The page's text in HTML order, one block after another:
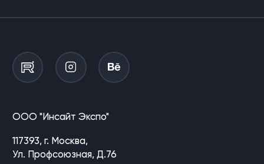
ООО "Инсайт Экспо"
117393, г. Москва,
Ул. Профсоюзная, Д.76